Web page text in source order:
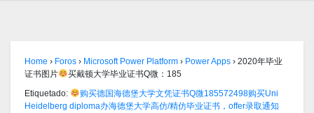
Home › Foros › Microsoft Power Platform › Power Apps › 2020年毕业
证书图片
买戴顿大学毕业证书Q微：185
Etiquetado:
购买德国海德堡大学文凭证书Q微185572498购买Uni
Heidelberg diploma办海德堡大学高仿/精仿毕业证书，offer录取通知